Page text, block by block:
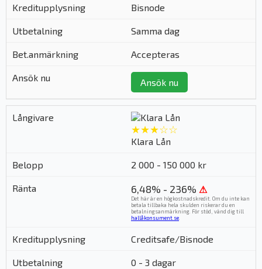
Bisnode
Samma dag
Accepteras
Ansök nu
★★★☆☆
Klara Lån
2 000 - 150 000 kr
6,48% - 236% ⚠
Det här är en högkostnadskredit. Om du inte kan
betala tillbaka hela skulden riskerar du en
betalningsanmärkning. För stöd, vänd dig till
hallåkonsument.se.
Creditsafe/Bisnode
0 - 3 dagar